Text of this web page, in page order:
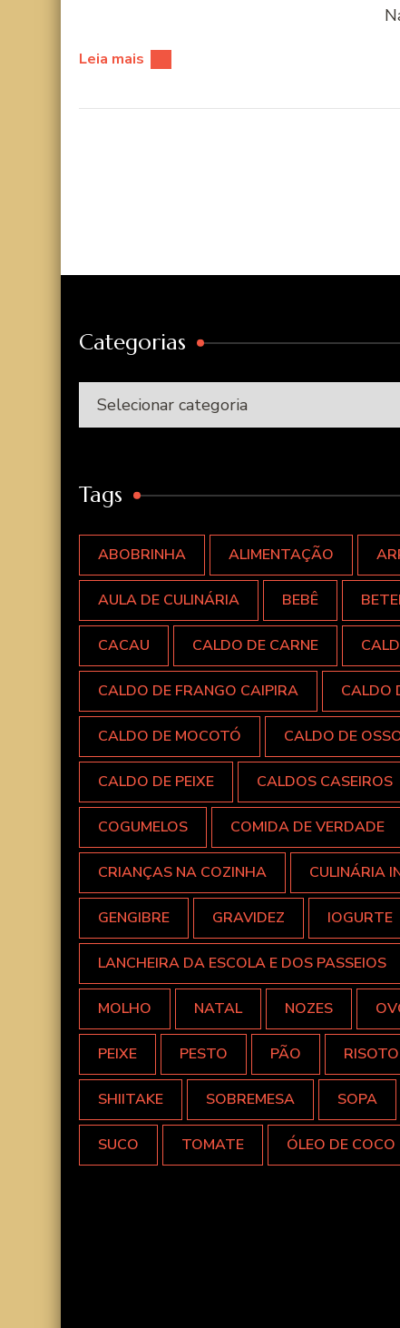
Leia mais
Categorias
Categorias
Tags
ABOBRINHA ALIMENTAÇÃO
AULA DE CULINÁRIA BEBÊ
CACAU CALDO DE CARNE
CALDO DE FRANGO CAIPIRA CALDO
CALDO DE MOCOTÓ CALDO DE
CALDO DE PEIXE CALDOS CASEIROS
COGUMELOS COMIDA DE VERDADE
CRIANÇAS NA COZINHA CULINÁRIA
GENGIBRE GRAVIDEZ IOGURTE
LANCHEIRA DA ESCOLA E DOS PASSEIOS
MOLHO NATAL NOZES
PEIXE PESTO PÃO RISOTO
SHIITAKE SOBREMESA SOPA
SUCO TOMATE ÓLEO DE COCO